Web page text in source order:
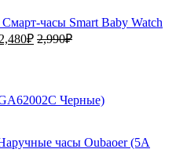
Смарт-часы Smart Baby Watch
2,480₽ 2,990₽
Черные)
часы Oubaoer (5A